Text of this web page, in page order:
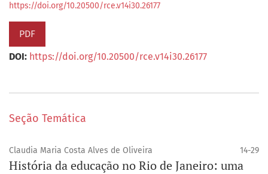
https://doi.org/10.20500/rce.v14i30.26177
PDF
DOI: https://doi.org/10.20500/rce.v14i30.26177
Seção Temática
Claudia Maria Costa Alves de Oliveira 14-29
História da educação no Rio de Janeiro: uma